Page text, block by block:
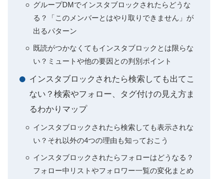
グループDMでインスタブロックされたらどうな
る？「このメンバーとはやり取りできません」が
出るパターン
既読がつかなくてもインスタブロックとは限らな
い？ミュートや他の要因との判別ポイント
インスタブロックされたら検索しても出てこ
ない？検索やフォロー、タグ付けの見え方ま
るわかりマップ
インスタブロックされたら検索しても表示されな
い？それ以外の4つの理由も知っておこう
インスタブロックされたらフォローはどうなる？
フォロー中リストやフォロワー一覧の変化まとめ